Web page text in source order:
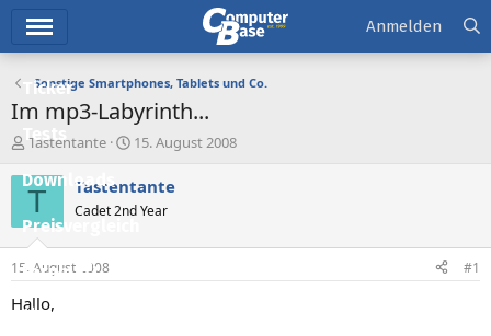
Ticker
Tests
Downloads
Preisvergleich
Forum
Aktuelles
Anmelden
Sonstige Smartphones, Tablets und Co.
Im mp3-Labyrinth...
E
s
e
e
r
Tastentante
E
s
t
e
t
15. August 2008
T Tastentante
Cadet 2nd Year
15. August 2008 #1
Hallo,